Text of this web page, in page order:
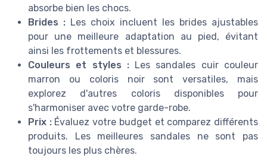
absorbe bien les chocs.
Brides : Les choix incluent les brides ajustables
pour une meilleure adaptation au pied, évitant
ainsi les frottements et blessures.
Couleurs et styles :Les sandales cuir couleur
marron ou coloris noir sont versatiles, mais
explorez d'autres coloris disponibles pour
s'harmoniser avec votre garde-robe.
Prix :Évaluez votre budget et comparez différents
produits. Les meilleures sandales ne sont pas
toujours les plus chères.